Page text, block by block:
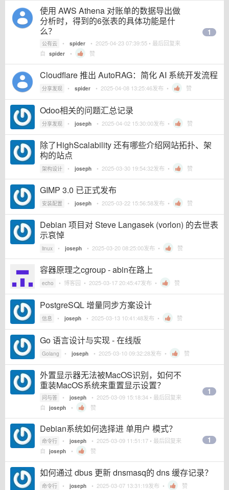
使用 AWS Athena 对账单的数据导出做
分析时，得到的6张表的具体功能是什
么？
公有云 • spider • 2025-04-23 07:39:55 • 最后回复来
自 spider • 赞
1
Cloudflare 推出 AutoRAG：简化 AI 系统开发流程
分享发现 • spider • 2025-04-08 13:25:46发布 • 赞
Odoo相关的问题汇总记录
分享发现 • joseph • 2025-04-02 15:30:00发布 • 赞
除了HighScalability 还有哪些介绍网站拓扑、架
构的站点
架构设计 • joseph • 2025-03-30 19:54:32发布 • 赞
GIMP 3.0 已正式发布
安装配置 • joseph • 2025-03-22 15:56:58发布 • 赞
Debian 项目对 Steve Langasek (vorlon) 的去世表
示哀悼
linux • joseph • 2025-03-20 08:25:00发布 • 赞
容器原理之cgroup - abin在路上
echo • 博客园 • 2025-03-17 20:45:47发布 • 赞
PostgreSQL 增量同步方案设计
信息 • joseph • 2025-03-13 10:41:48发布 • 赞
Go 语言设计与实现 - 在线版
Golang • joseph • 2025-03-10 09:32:28发布 • 赞
外置显示器无法被MacOS识别，如何不
重装MacOS系统来重置显示设置？
问与答 • joseph • 2025-03-09 15:18:34 • 最后回复来
自 joseph • 赞
1
Debian系统如何选择进 单用户 模式？
命令行 • joseph • 2025-03-09 11:51:17 • 最后回复来
自 joseph • 赞
1
如何通过 dbus 更新 dnsmasq的 dns 缓存记录？
命令行 • joseph • 2025-03-07 13:31:19发布 • 赞